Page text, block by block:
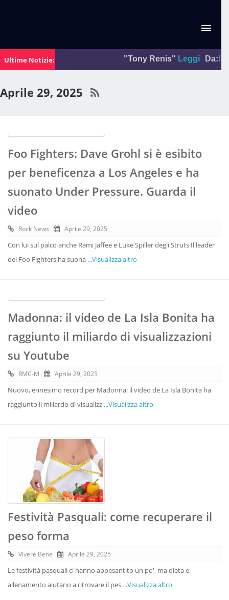
Ultime Notizie: "Tony Renis" Leggi Da: La
Aprile 29, 2025
Foo Fighters: Dave Grohl si è esibito
per beneficenza a Los Angeles e ha
suonato Under Pressure. Guarda il
video
Rock News Aprile 29, 2025
Con lui sul palco anche Rami Jaffee e Luke Spiller degli Struts Il leader
dei Foo Fighters ha suona ...Visualizza altro
Madonna: il video de La Isla Bonita ha
raggiunto il miliardo di visualizzazioni
su Youtube
RMC-M Aprile 29, 2025
Nuovo, ennesimo record per Madonna: il video de La Isla Bonita ha
raggiunto il miliardo di visualizz ...Visualizza altro
Festività Pasquali: come recuperare il
peso forma
Vivere Bene Aprile 29, 2025
Le festività pasquali ci hanno appesantito un po', ma dieta e
allenamento aiutano a ritrovare il pes ...Visualizza altro